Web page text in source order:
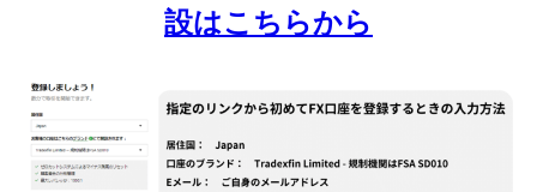
設はこちらから